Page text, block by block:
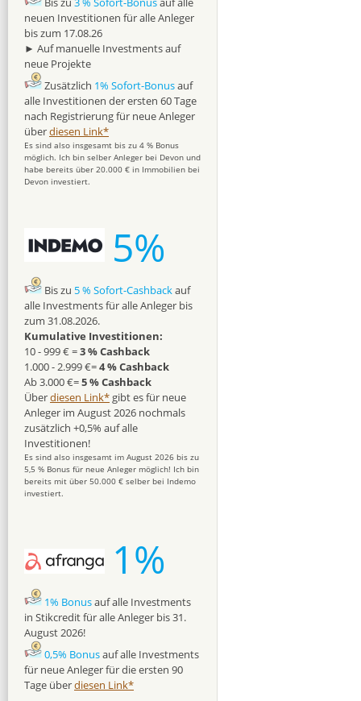
neuen Investitionen für alle Anleger
bis zum 17.08.26
► Auf manuelle Investments auf
neue Projekte
Zusätzlich 1% Sofort-Bonusauf
alle Investitionen der ersten 60 Tage
nach Registrierung für neue Anleger
überdiesen Link*
Es sind also insgesamt bis zu 4 % Bonus
möglich. Ich bin selber Anleger bei Devon und
habe bereits über 20.000 € in Immobilien bei
Devon investiert.
5%
Bis zu 5 % Sofort-Cashbackauf
alle Investments für alle Anleger bis
zum 31.08.2026.
Kumulative Investitionen:
10 - 999 € =3 % Cashback
1.000 - 2.999 €=4 % Cashback
Ab 3.000 €=5 % Cashback
Überdiesen Link* gibt es für neue
Anleger im August 2026 nochmals
zusätzlich +0,5% auf alle
Investitionen!
Es sind also insgesamt im August 2026 bis zu
5,5 % Bonus für neue Anleger möglich! Ich bin
bereits mit über 50.000 € selber bei Indemo
investiert.
1%
1% Bonusauf alle Investments
in Stikcredit für alle Anleger bis 31.
August 2026!
0,5% Bonusauf alle Investments
für neue Anleger für die ersten 90
Tage überdiesen Link*